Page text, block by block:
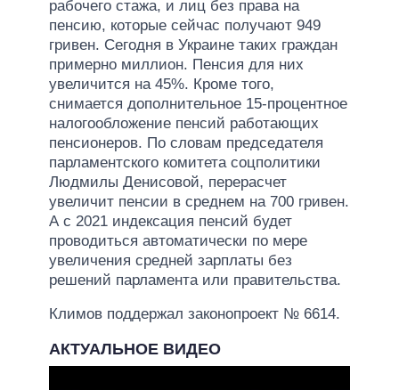
рабочего стажа, и лиц без права на
пенсию, которые сейчас получают 949
гривен. Сегодня в Украине таких граждан
примерно миллион. Пенсия для них
увеличится на 45%. Кроме того,
снимается дополнительное 15-процентное
налогообложение пенсий работающих
пенсионеров. По словам председателя
парламентского комитета соцполитики
Людмилы Денисовой, перерасчет
увеличит пенсии в среднем на 700 гривен.
А с 2021 индексация пенсий будет
проводиться автоматически по мере
увеличения средней зарплаты без
решений парламента или правительства.
Климов поддержал законопроект № 6614.
АКТУАЛЬНОЕ ВИДЕО